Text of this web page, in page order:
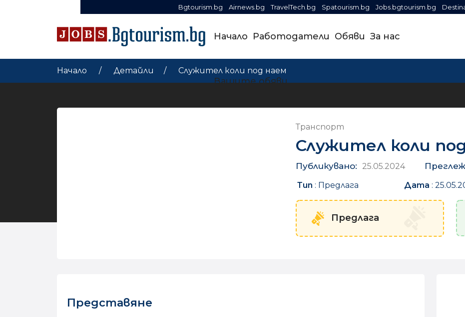
Bgtourism.bg Airnews.bg TravelTech.bg Spatourism.bg Jobs.bgtourism.bg
Начало Работодатели Обяви За нас
Вашите обяви
Начало Детайли Служител коли под наем
Транспорт
Служител коли
Публикувано: 25.05.2024
Тип : Предлага Дата :
Предлага
Представяне